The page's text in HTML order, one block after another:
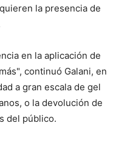
la presencia de
en la aplicación de
continuó Galani, en
a gran escala de gel
o la devolución de
del público.